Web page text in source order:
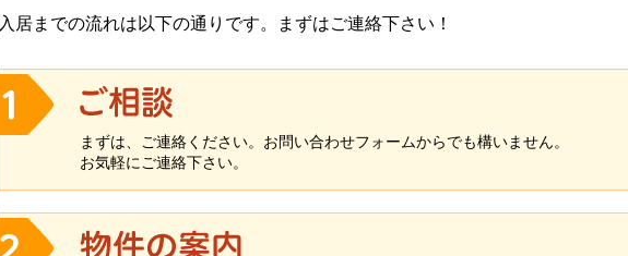
入居までの流れは以下の通りです。まずはご連絡下さい！
まずは、ご連絡ください。お問い合わせフォームからでも構いません。
お気軽にご連絡下さい。